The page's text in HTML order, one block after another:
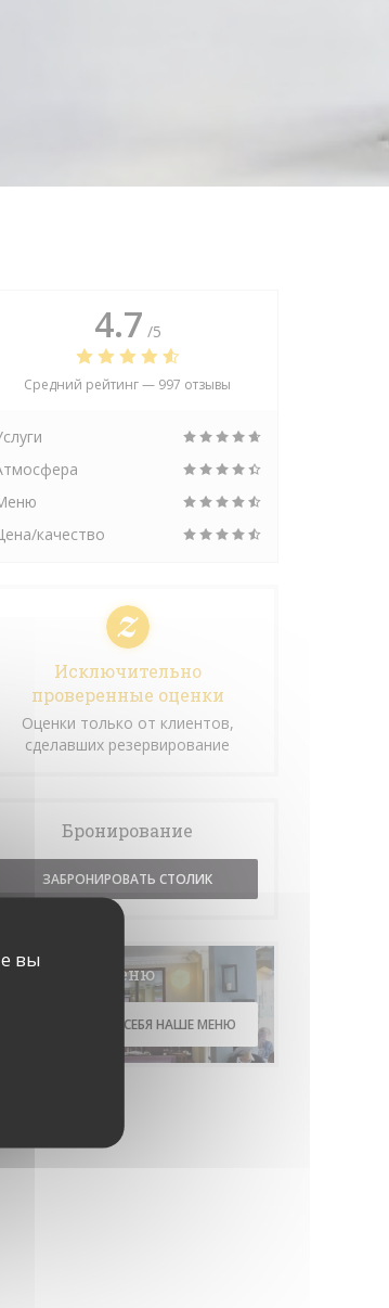
вы
4.7 /5
Средний рейтинг — 997 отзывы
качество
Исключительно
проверенные оценки
Оценки только от клиентов,
сделавших резервирование
Бронирование
ЗАБРОНИРОВАТЬ СТОЛИК
Меню
ОТКРОЙТЕ ДЛЯ СЕБЯ НАШЕ МЕНЮ